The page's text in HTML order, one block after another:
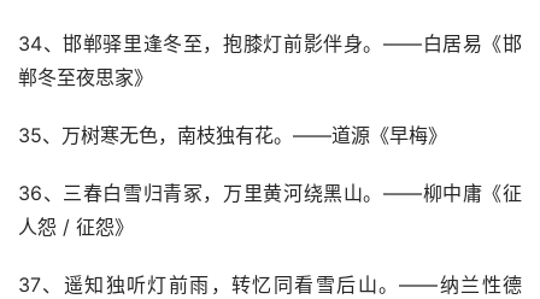
34、邯郸驿里逢冬至，抱膝灯前影伴身。——白居易《邯
郸冬至夜思家》
35、万树寒无色，南枝独有花。——道源《早梅》
36、三春白雪归青冢，万里黄河绕黑山。——柳中庸《征
人怨 / 征怨》
37、遥知独听灯前雨，转忆同看雪后山。——纳兰性德